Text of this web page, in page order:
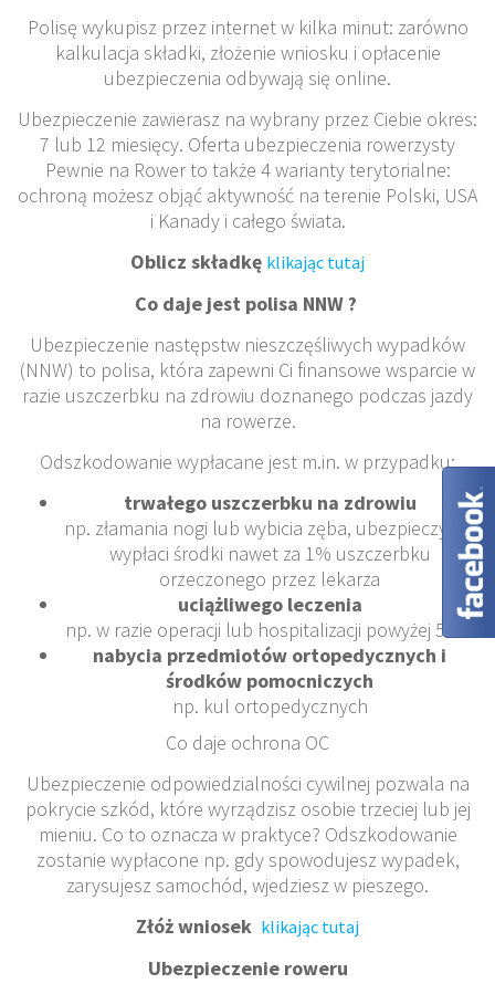
Polisę wykupisz przez internet w kilka minut: zarówno
kalkulacja składki, złożenie wniosku i opłacenie
ubezpieczenia odbywają się online.
Ubezpieczenie zawierasz na wybrany przez Ciebie okres:
7 lub 12 miesięcy. Oferta ubezpieczenia rowerzysty
Pewnie na Rower to także 4 warianty terytorialne:
ochroną możesz objąć aktywność na terenie Polski, USA
i Kanady i całego świata.
Oblicz składkę klikając tutaj
Co daje jest polisa NNW ?
Ubezpieczenie następstw nieszczęśliwych wypadków
(NNW) to polisa, która zapewni Ci finansowe wsparcie w
razie uszczerbku na zdrowiu doznanego podczas jazdy
na rowerze.
Odszkodowanie wypłacane jest m.in. w przypadku:
trwałego uszczerbku na zdrowiu
np. złamania nogi lub wybicia zęba, ubezpieczyciel
wypłaci środki nawet za 1% uszczerbku
orzeczonego przez lekarza
uciążliwego leczenia
np. w razie operacji lub hospitalizacji powyżej 5 dni
nabycia przedmiotów ortopedycznych i
środków pomocniczych
np. kul ortopedycznych
Co daje ochrona OC
Ubezpieczenie odpowiedzialności cywilnej pozwala na
pokrycie szkód, które wyrządzisz osobie trzeciej lub jej
mieniu. Co to oznacza w praktyce? Odszkodowanie
zostanie wypłacone np. gdy spowodujesz wypadek,
zarysujesz samochód, wjedziesz w pieszego.
Złóż wniosek klikając tutaj
Ubezpieczenie roweru